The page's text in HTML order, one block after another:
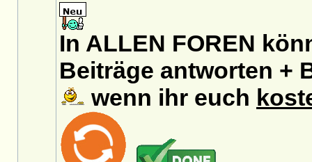
In ALLEN FOREN
Beiträge antworten +
wenn ihr euch